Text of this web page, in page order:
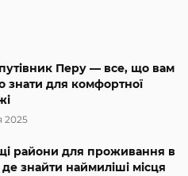
Перу — все, що вам
знати для комфортної
2025
райони для проживання в
знайти наймиліші місця